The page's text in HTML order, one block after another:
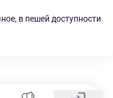
в пешей доступности